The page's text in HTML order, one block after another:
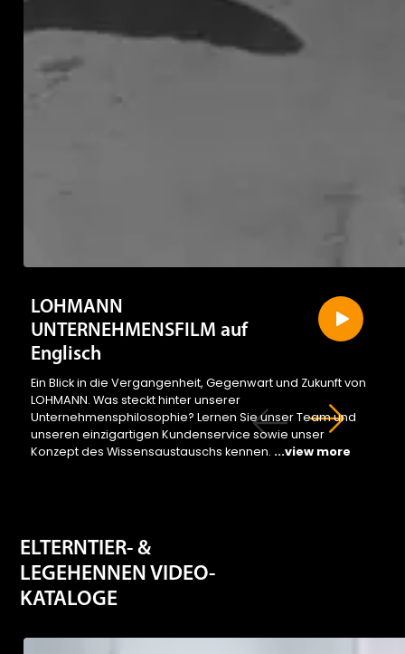
LOHMANN
UNTERNEHMENSFILM auf
Englisch
Ein Blick in die Vergangenheit, Gegenwart und Zukunft von
LOHMANN. Was steckt hinter unserer
Unternehmensphilosophie? Lernen Sie unser Team und
unseren einzigartigen Kundenservice sowie unser
Konzept des Wissensaustauschs kennen. ...view more
ELTERNTIER- &
LEGEHENNEN VIDEO-
KATALOGE